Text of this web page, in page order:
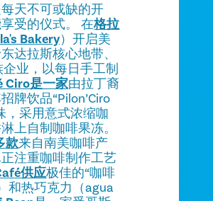
天不可或缺的开
受的仪式。 在格拉
Bakery）开启美
达拉斯核心地带、
业，以每日手工制
Ciro是一家由拉丁裔
牌饮品“Pilon’Ciro
，采用意式浓缩咖
上自制咖啡果冻。
款来自南美咖啡产
注重咖啡制作工艺
供应极佳的“咖啡
和热巧克力（agua